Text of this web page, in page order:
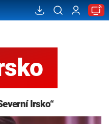
Irsko“